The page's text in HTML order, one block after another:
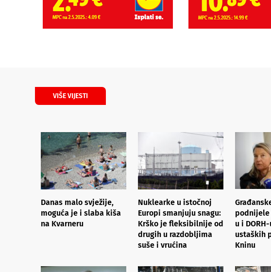
VIŠE VIJESTI
Danas malo svježije,
moguća je i slaba kiša
na Kvarneru
Nuklearke u istočnoj
Europi smanjuju snagu:
Krško je fleksibilnije od
drugih u razdobljima
suše i vrućina
podnijele
u i
ustaških
Kninu